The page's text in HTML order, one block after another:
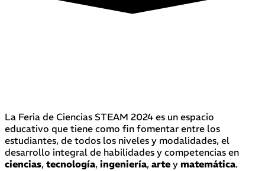
La Feria de Ciencias STEAM 2024 es un espacio
educativo que tiene como fin fomentar entre los
estudiantes, de todos los niveles y modalidades, el
desarrollo integral de habilidades y competencias en
ciencias, tecnología, ingeniería, arte y matemática.